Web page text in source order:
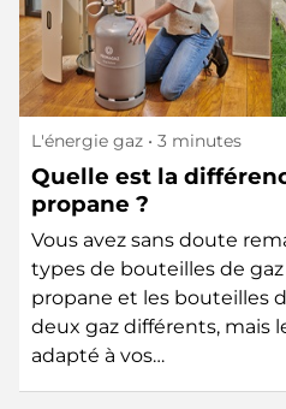
L'énergie gaz • 3 minutes
Quelle est la
propane ?
Vous avez sans doute
types de bouteilles de
propane et les bouteilles
deux gaz différents, mais
adapté à vos…